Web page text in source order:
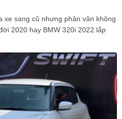
xe sang cũ nhưng phân vân không
2020 hay BMW 320i 2022 lắp